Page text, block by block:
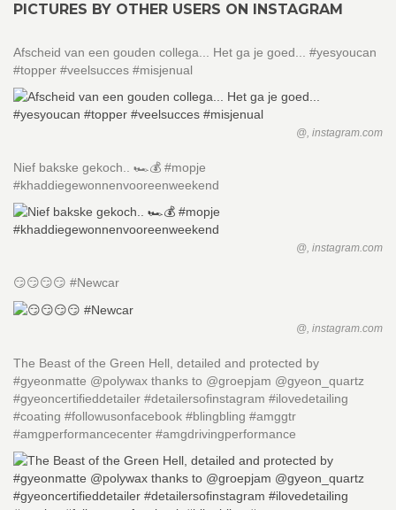
PICTURES BY OTHER USERS ON INSTAGRAM
Afscheid van een gouden collega... Het ga je goed... #yesyoucan
#topper #veelsucces #misjenual
@, instagram.com
Nief bakske gekoch.. 🏎💰 #mopje
#khaddiegewonnenvooreenweekend
@, instagram.com
😏😏😏😏 #Newcar
@, instagram.com
The Beast of the Green Hell, detailed and protected by
#gyeonmatte @polywax thanks to @groepjam @gyeon_quartz
#gyeoncertifieddetailer #detailersofinstagram #ilovedetailing
#coating #followusonfacebook #blingbling #amggtr
#amgperformancecenter #amgdrivingperformance